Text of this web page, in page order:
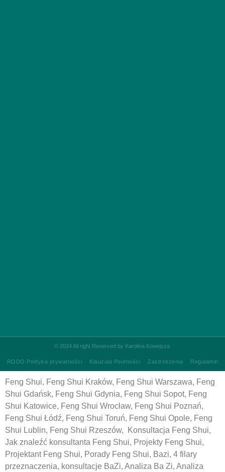
©2024 All right Reserved by Karolina Kowejsza
RODO Polityka prywatności Klauzula Poufności Zastrzeżenia Regulamin
Feng Shui, Feng Shui Kraków, Feng Shui Warszawa, Feng
Shui Gdańsk, Feng Shui Gdynia, Feng Shui Sopot, Feng
Shui Katowice, Feng Shui Wrocław, Feng Shui Poznań,
Feng Shui Łódź, Feng Shui Toruń, Feng Shui Opole, Feng
Shui Lublin, Feng Shui Rzeszów, Konsultacja Feng Shui,
Jak znaleźć konsultanta Feng Shui, Projekty Feng Shui,
Projektant Feng Shui, Porady Feng Shui, Bazi, 4 filary
przeznaczenia, konsultacje BaZi, Analiza Ba Zi, Analiza